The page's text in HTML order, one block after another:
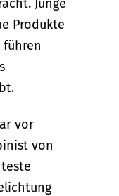
Junge
Produkte
vor
von